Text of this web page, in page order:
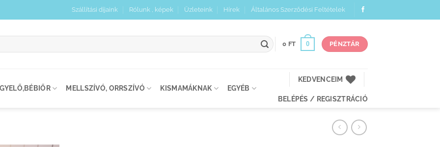
Szállítási díjaink Rólunk , képek Üzleteink Hírek Általános Szerződési Feltételek
0 FT 0 PÉNZTÁR
MELLSZÍVÓ, ORRSZÍVÓ KISMAMÁKNAK EGYÉB
KEDVENCEIM
BELÉPÉS / REGISZTRÁCIÓ